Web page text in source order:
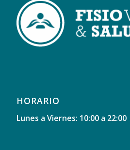
HORARIO
Lunes a Viernes: 10:00 a 22:00